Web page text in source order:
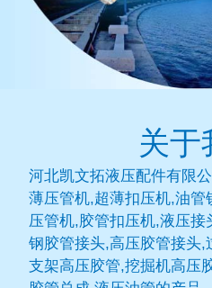
关于
河北凯文拓液压配件有限
薄压管机,超薄扣压机,油管
压管机,胶管扣压机,液压
钢胶管接头,高压胶管接头,
支架高压胶管,挖掘机高压